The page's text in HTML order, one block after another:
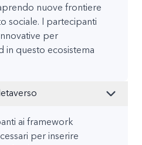
nuove frontiere
sociale. I partecipanti
per
in questo ecosistema
ai framework
per inserire